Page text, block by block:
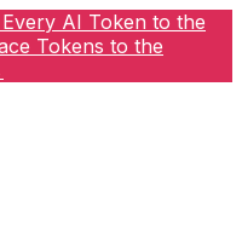
AI Token to the
Tokens to the